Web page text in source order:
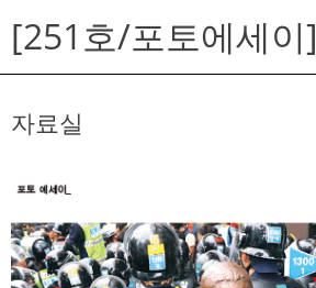
[251호/포토에세이]
자료실